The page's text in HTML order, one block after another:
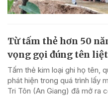
Từ tấm thẻ hơn 50
vọng gọi đúng tên
Tấm thẻ kim loại ghi họ tên,
phát hiện trong quá trình lấy
Tri Tôn (An Giang) đã mở ra